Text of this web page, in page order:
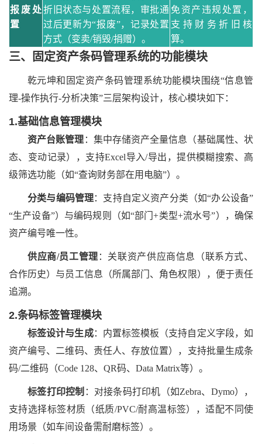
报废处
置
折旧状态与处置流程，审批通
过后更新为“报废”，记录处置
方式（变卖/销毁/捐赠）。
免资产违规处置，
支持财务折旧核
算。
三、 固定资产条码管理系统的功能模块
乾元坤和固定资产条码管理系统功能模块围绕“信息管
理-操作执行-分析决策”三层架构设计，核心模块如下：
1.基础信息管理模块
资产台账管理 ：集中存储资产全量信息（基础属性、状
态、变动记录），支持Excel导入/导出，提供模糊搜索、高
级筛选功能（如“查询财务部在用电脑”）。
分类与编码管理：支持自定义资产分类（如“办公设备”
“生产设备”）与编码规则（如“部门+类型+流水号”），确保
资产编号唯一性。
供应商/员工管理 ：关联资产供应商信息（联系方式、
合作历史）与员工信息（所属部门、角色权限），便于责任
追溯。
2.条码标签管理模块
标签设计与生成：内置标签模板（支持自定义字段，如
资产编号、二维码、责任人、存放位置），支持批量生成条
码/二维码（Code 128、QR码、Data Matrix等）。
标签打印控制 ：对接条码打印机（如Zebra、Dymo），
支持选择标签材质（纸质/PVC/耐高温标签），适配不同使
用场景（如车间设备需耐磨标签）。